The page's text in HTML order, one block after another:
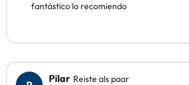
fantástico lo recomiendo
Pilar Reiste als paar